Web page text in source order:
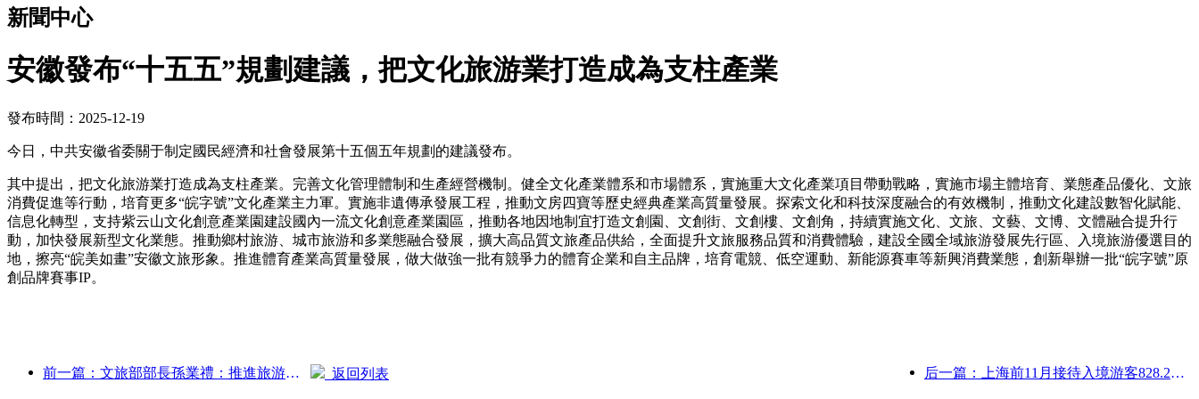
新聞中心
安徽發布“十五五”規劃建議，把文化旅游業打造成為支柱產業
發布時間：2025-12-19
今日，中共安徽省委關于制定國民經濟和社會發展第十五個五年規劃的建議發布。
其中提出，把文化旅游業打造成為支柱產業。完善文化管理體制和生產經營機制。健全文化產業體系和市場體系，實施重大文化產業項目帶動戰略，實施市場主體培育、業態產品優化、文旅
消費促進等行動，培育更多“皖字號”文化產業主力軍。實施非遺傳承發展工程，推動文房四寶等歷史經典產業高質量發展。探索文化和科技深度融合的有效機制，推動文化建設數智化賦能、
信息化轉型，支持紫云山文化創意產業園建設國內一流文化創意產業園區，推動各地因地制宜打造文創園、文創街、文創樓、文創角，持續實施文化、文旅、文藝、文博、文體融合提升行
動，加快發展新型文化業態。推動鄉村旅游、城市旅游和多業態融合發展，擴大高品質文旅產品供給，全面提升文旅服務品質和消費體驗，建設全國全域旅游發展先行區、入境旅游優選目的
地，擦亮“皖美如畫”安徽文旅形象。推進體育產業高質量發展，做大做強一批有競爭力的體育企業和自主品牌，培育電競、低空運動、新能源賽車等新興消費業態，創新舉辦一批“皖字號”原
創品牌賽事IP。
前一篇：文旅部部長孫業禮：推進旅游強國建設，豐富高品質旅游產品供給 后一篇：上海前11月接待入境游客828.2萬人次，超越年初預期
返回列表